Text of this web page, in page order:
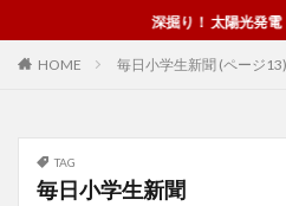
深掘り！ 太陽光発電
HOME 毎日小学生新聞 (ページ13)
TAG
毎日小学生新聞